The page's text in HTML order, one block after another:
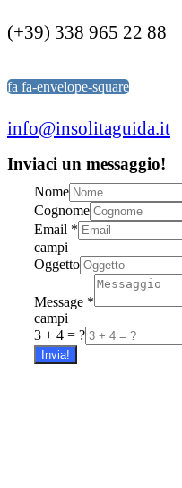
(+39) 338 965 22 88
fa fa-envelope-square
info@insolitaguida.it
Inviaci un messaggio!
Nome
Cognome
Email *
campi
Oggetto
Message *
campi
3 + 4 = ?
Invia!